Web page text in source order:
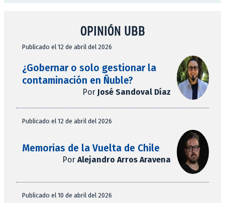
OPINIÓN UBB
Publicado el 12 de abril del 2026
¿Gobernar o solo gestionar la
contaminación en Ñuble?
Por José Sandoval Díaz
Publicado el 12 de abril del 2026
Memorias de la Vuelta de Chile
Por Alejandro Arros Aravena
Publicado el 10 de abril del 2026